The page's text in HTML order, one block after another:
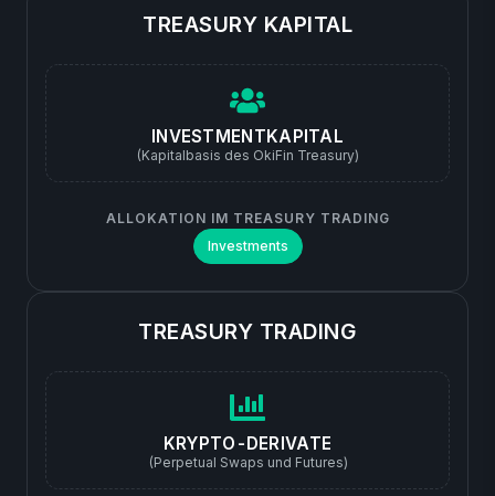
TREASURY KAPITAL
INVESTMENTKAPITAL
(Kapitalbasis des OkiFin Treasury)
ALLOKATION IM TREASURY TRADING
Investments
TREASURY TRADING
KRYPTO-DERIVATE
(Perpetual Swaps und Futures)